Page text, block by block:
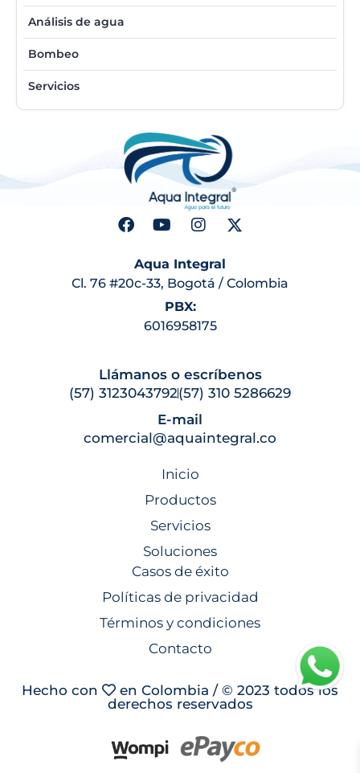
Análisis de agua
Bombeo
Servicios
Aqua Integral
Cl. 76 #20c-33, Bogotá / Colombia
PBX:
6016958175
Llámanos o escríbenos
(57) 3123043792(57) 310 5286629
E-mail
comercial@aquaintegral.co
Inicio
Productos
Servicios
Soluciones
Casos de éxito
Políticas de privacidad
Términos y condiciones
Contacto
Hecho con
en Colombia / © 2023 todos los
derechos reservados